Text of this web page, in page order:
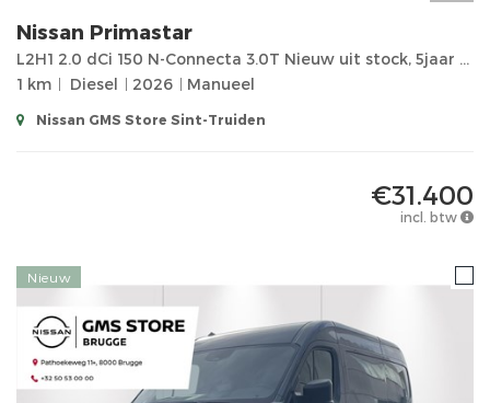
Nissan Primastar
L2H1 2.0 dCi 150 N-Connecta 3.0T Nieuw uit stock, 5jaar garantie!! Cargo Pack, navigatie, airco, App
1 km
Diesel 2026 Manueel
Nissan GMS Store Sint-Truiden
€31.400
incl. btw
Nieuw